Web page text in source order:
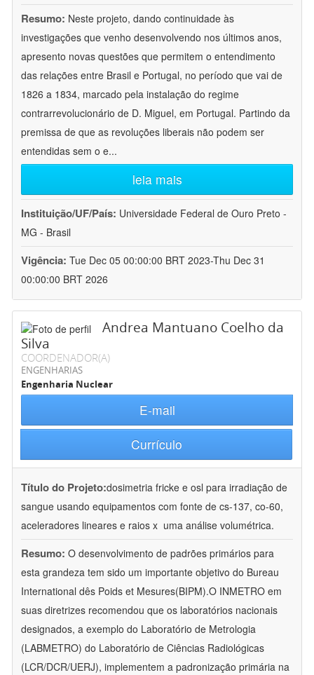
Resumo: Neste projeto, dando continuidade às
investigações que venho desenvolvendo nos últimos anos,
apresento novas questões que permitem o entendimento
das relações entre Brasil e Portugal, no período que vai de
1826 a 1834, marcado pela instalação do regime
contrarrevolucionário de D. Miguel, em Portugal. Partindo da
premissa de que as revoluções liberais não podem ser
entendidas sem o e...
leia mais
Instituição/UF/País: Universidade Federal de Ouro Preto -
MG - Brasil
Vigência: Tue Dec 05 00:00:00 BRT 2023-Thu Dec 31
00:00:00 BRT 2026
Andrea Mantuano Coelho da
Silva
COORDENADOR(A)
ENGENHARIAS
Engenharia Nuclear
E-mail
Currículo
Título do Projeto:dosimetria fricke e osl para irradiação de
sangue usando equipamentos com fonte de cs-137, co-60,
aceleradores lineares e raios x  uma análise volumétrica.
Resumo: O desenvolvimento de padrões primários para
esta grandeza tem sido um importante objetivo do Bureau
International dês Poids et Mesures(BIPM).O INMETRO em
suas diretrizes recomendou que os laboratórios nacionais
designados, a exemplo do Laboratório de Metrologia
(LABMETRO) do Laboratório de Ciências Radiológicas
(LCR/DCR/UERJ), implementem a padronização primária na